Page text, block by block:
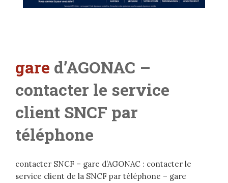
gare d’AGONAC –
contacter le service
client SNCF par
téléphone
contacter SNCF – gare d’AGONAC : contacter le
service client de la SNCF par téléphone – gare